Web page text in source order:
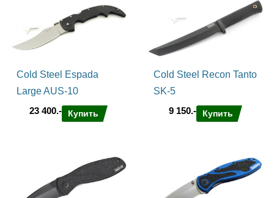
Cold Steel Espada
Large AUS-10
23 400.-
Купить
Cold Steel Recon Tanto
SK-5
9 150.-
Купить